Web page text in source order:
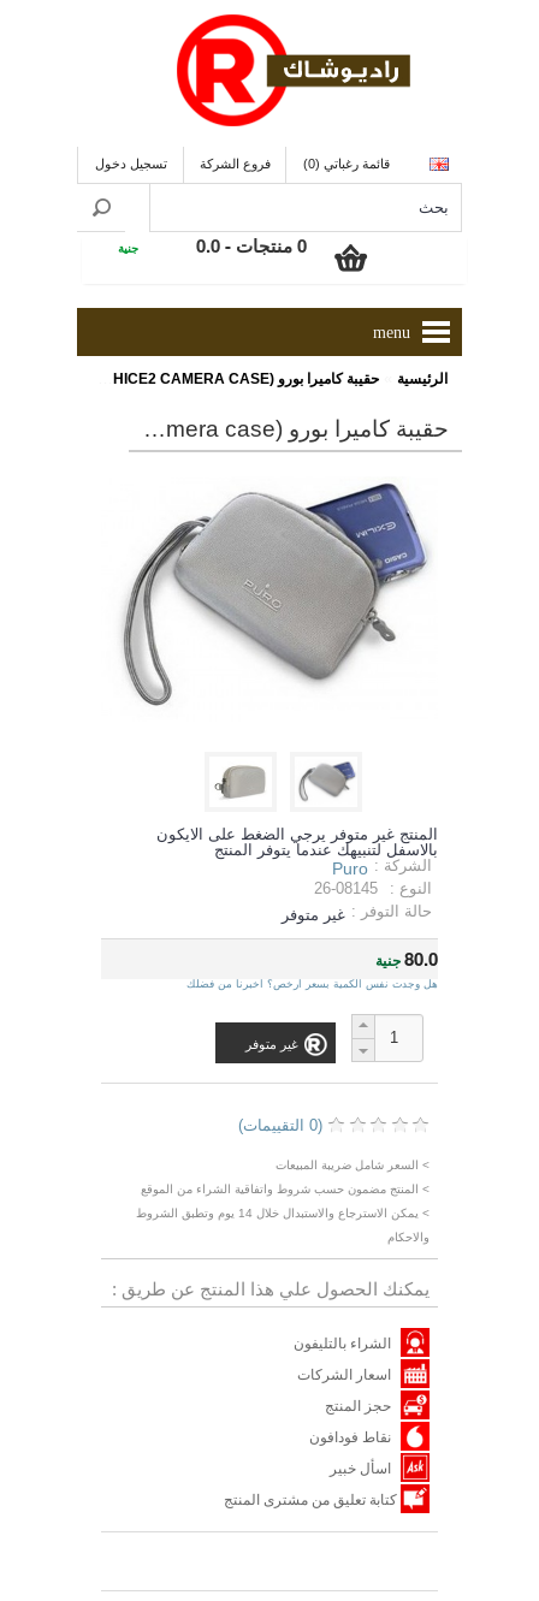
قائمة رغباتي (0) فروع الشركة تسجيل دخول
0 منتجات - 0.0 جنية
menu
الرئيسية حقيبة كاميرا بورو (PURO DCHICE2 CAMERA CASE)
حقيبة كاميرا بورو (puro dchice2 camera case)
المنتج غير متوفر يرجي الضغط على الايكون
بالاسفل لتنبيهك عندما يتوفر المنتج
الشركة : Puro
النوع :
26-08145
حالة التوفر : غير متوفر
80.0جنية
هل وجدت نفس الكمية بسعر ارخص؟ اخبرنا من فضلك
غير متوفر
(0 التقييمات)
> السعر شامل ضريبة المبيعات
> المنتج مضمون حسب شروط واتفاقية الشراء من الموقع
> يمكن الاسترجاع والاستبدال خلال 14 يوم وتطبق الشروط
والاحكام
يمكنك الحصول علي هذا المنتج عن طريق :
الشراء بالتليفون
اسعار الشركات
حجز المنتج
نقاط فودافون
اسأل خبير
كتابة تعليق من مشترى المنتج